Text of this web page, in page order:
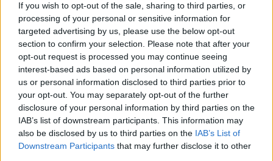
If you wish to opt-out of the sale, sharing to third parties, or
processing of your personal or sensitive information for
targeted advertising by us, please use the below opt-out
section to confirm your selection. Please note that after your
opt-out request is processed you may continue seeing
interest-based ads based on personal information utilized by
us or personal information disclosed to third parties prior to
your opt-out. You may separately opt-out of the further
disclosure of your personal information by third parties on the
IAB’s list of downstream participants. This information may
also be disclosed by us to third parties on the IAB’s List of
Downstream Participants that may further disclose it to other
ΔΕΙΤΕ ΕΠΙΣΗΣ
ΣΤΗΝ ΙΔΙΑ ΚΑΤΗΓΟΡΙΑ
ΗΠΑ: 15χρονος με στολή
κλόουν δολοφόνησε